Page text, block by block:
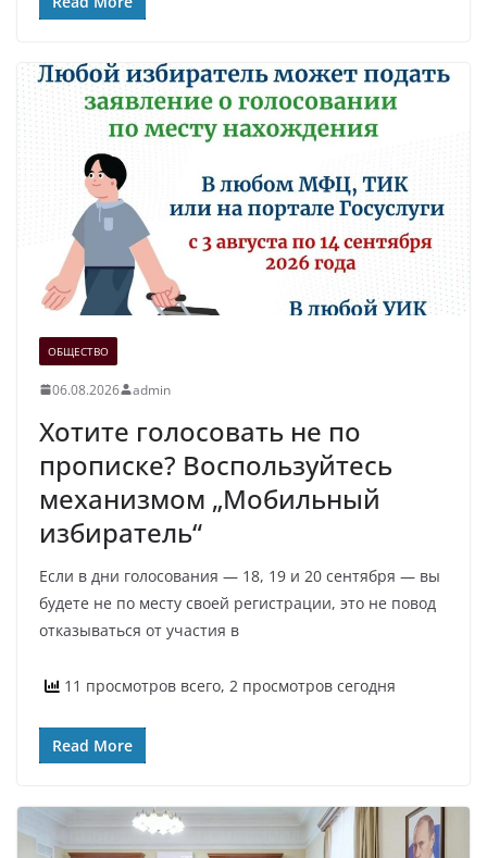
ОБЩЕСТВО
06.08.2026 admin
Хотите голосовать не по
прописке? Воспользуйтесь
механизмом „Мобильный
избиратель“
Если в дни голосования — 18, 19 и 20 сентября — вы
будете не по месту своей регистрации, это не повод
отказываться от участия в
11 просмотров всего, 2 просмотров сегодня
Read More